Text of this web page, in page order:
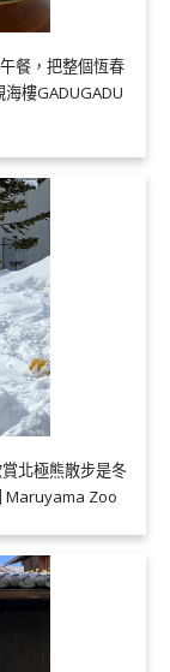
餐，把整個恆春
樓GADUGADU
北極熊散步是冬
Maruyama Zoo